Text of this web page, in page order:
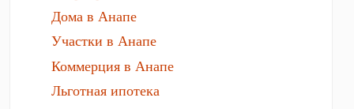
Дома в Анапе
Участки в Анапе
Коммерция в Анапе
Льготная ипотека